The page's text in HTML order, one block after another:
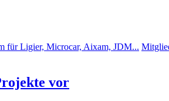
für Ligier, Microcar, Aixam, JDM...
vor